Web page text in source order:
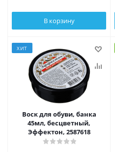
В корзину
ХИТ
Воск для обуви, банка
45мл, бесцветный,
Эффектон, 2587618